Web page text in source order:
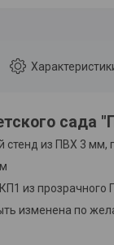
сада
стенд из ПВХ 3
из
изменена по